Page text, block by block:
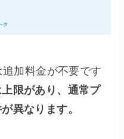
加料金が不要です
限があり、通常プ
異なります。